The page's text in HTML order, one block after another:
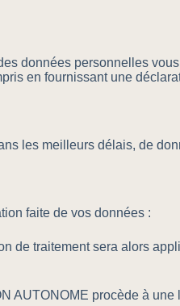
données personnelles
en fournissant une
les meilleurs délais, de
faite de vos données :
de traitement sera alors
AUTONOME procède à